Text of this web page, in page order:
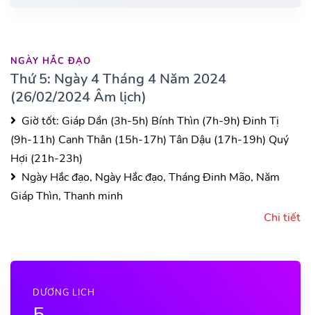
NGÀY HẮC ĐẠO
Thứ 5: Ngày 4 Tháng 4 Năm 2024
(26/02/2024 Âm lịch)
Giờ tốt: Giáp Dần (3h-5h) Bính Thìn (7h-9h) Đinh Tị
(9h-11h) Canh Thân (15h-17h) Tân Dậu (17h-19h) Quý
Hợi (21h-23h)
Ngày Hắc đạo, Ngày Hắc đạo, Tháng Đinh Mão, Năm
Giáp Thìn, Thanh minh
Chi tiết
DƯƠNG LỊCH